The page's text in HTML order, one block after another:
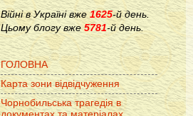
Війні в Україні вже1625-й день.
Цьому блогу вже 5781-й день.
ГОЛОВНА
Карта зони відвідчуження
Чорнобильська трагедія в